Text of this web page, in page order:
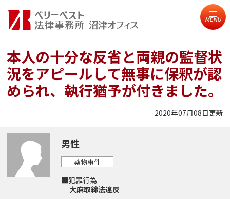
MENU
本人の十分な反省と両親の監督状
況をアピールして無事に保釈が認
められ、執行猶予が付きました。
2020年07月08日更新
男性
薬物事件
■犯罪行為
大麻取締法違反